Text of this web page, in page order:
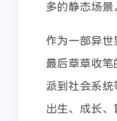
多的静态场景
作为一部异世
最后草草收
派到社会系统
出生、成长